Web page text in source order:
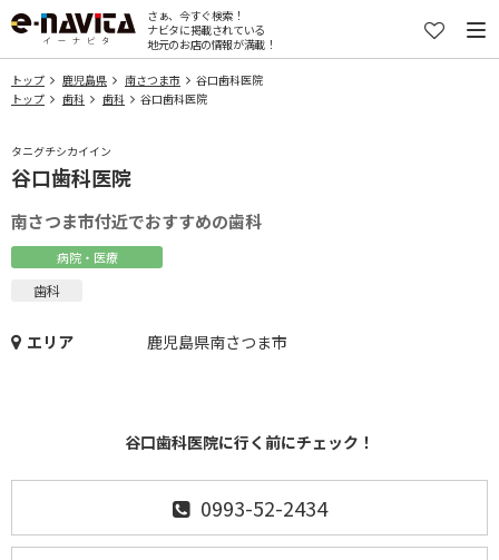
さぁ、今すぐ検索！
ナビタに掲載されている
地元のお店の情報が満載！
トップ 鹿児島県 南さつま市
谷口歯科医院
トップ
歯科 歯科 谷口歯科医院
タニグチシカイイン
谷口歯科医院
南さつま市付近でおすすめの歯科
病院・医療
歯科
エリア 鹿児島県南さつま市
谷口歯科医院に行く前にチェック！
0993-52-2434